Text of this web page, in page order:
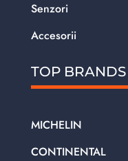
Senzori
Accesorii
TOP BRANDS
MICHELIN
CONTINENTAL